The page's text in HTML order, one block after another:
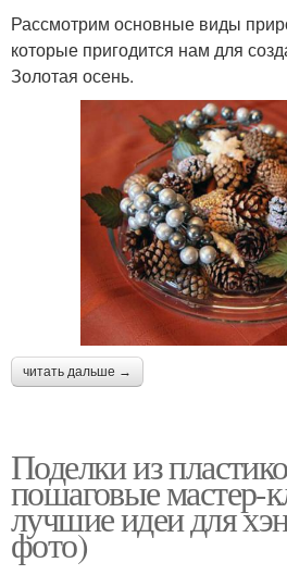
Рассмотрим основные виды
которые пригодится нам для
Золотая осень.
читать дальше →
Поделки из
пошаговые мастер-
лучшие идеи для
фото)